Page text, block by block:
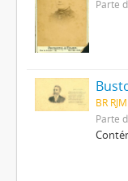
Parte
BR
Parte